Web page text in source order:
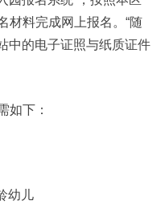
材料完成网上报名。“随
中的电子证照与纸质证件
下：
幼儿